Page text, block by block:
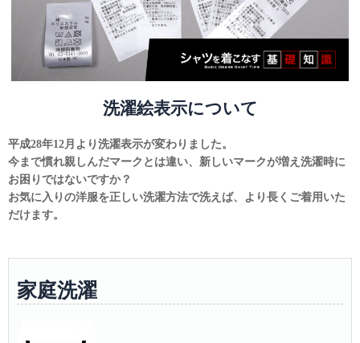
洗濯絵表示について
平成28年12月より洗濯表示が変わりました。
今まで慣れ親しんだマークとは違い、新しいマークが増え洗濯時に
お困りではないですか？
お気に入りの洋服を正しい洗濯方法で洗えば、より長くご着用いた
だけます。
家庭洗濯